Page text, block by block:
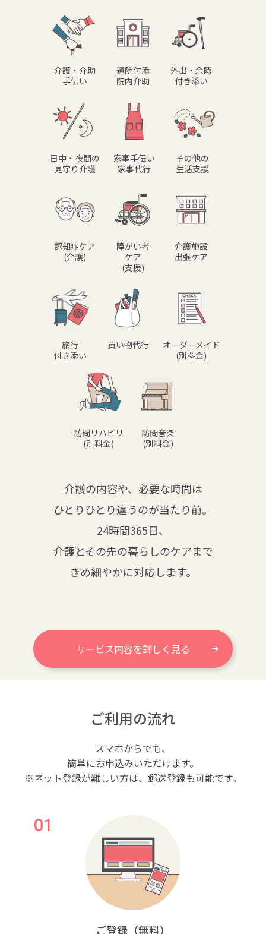
介護・介助
手伝い
通院付添
院内介助
外出・余暇
付き添い
日中・夜間の
見守り介護
家事手伝い
家事代行
その他の
生活支援
認知症ケア
(介護)
障がい者
ケア
(支援)
介護施設
出張ケア
旅行
付き添い
買い物代行
オーダーメイド
(別料金)
訪問リハビリ
(別料金)
訪問音楽
(別料金)
介護の内容や、必要な時間は
ひとりひとり違うのが当たり前。
24時間365日、
介護とその先の暮らしのケアまで
きめ細やかに対応します。
サービス内容を詳しく見る
ご利用の流れ
スマホからでも、
簡単にお申込みいただけます。
※ネット登録が難しい方は、郵送登録も可能です。
ご登録（無料）